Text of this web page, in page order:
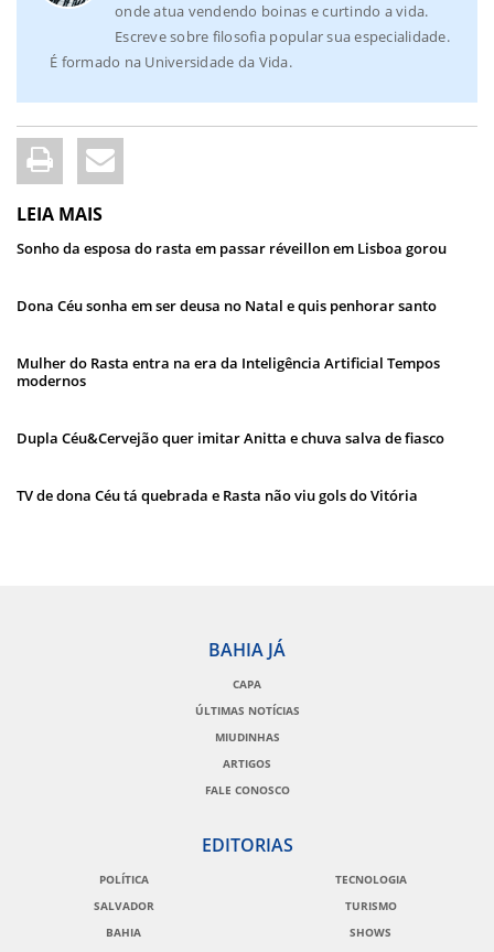
onde atua vendendo boinas e curtindo a vida.
Escreve sobre filosofia popular sua especialidade.
É formado na Universidade da Vida.
LEIA MAIS
Sonho da esposa do rasta em passar réveillon em Lisboa gorou
Dona Céu sonha em ser deusa no Natal e quis penhorar santo
Mulher do Rasta entra na era da Inteligência Artificial Tempos
modernos
Dupla Céu&Cervejão quer imitar Anitta e chuva salva de fiasco
TV de dona Céu tá quebrada e Rasta não viu gols do Vitória
BAHIA JÁ
CAPA
ÚLTIMAS NOTÍCIAS
MIUDINHAS
ARTIGOS
FALE CONOSCO
EDITORIAS
POLÍTICA
SALVADOR
BAHIA
TECNOLOGIA
TURISMO
SHOWS